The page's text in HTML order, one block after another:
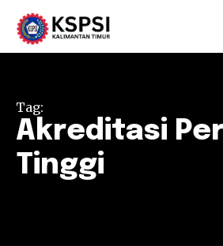
Tag:
Akreditasi
Tinggi